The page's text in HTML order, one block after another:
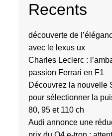
Recents
découverte de
avec le lexus ux
Charles Leclerc :
passion Ferrari en F1
Découvrez la nouvelle
pour sélectionner la
80, 95 et 110 ch
Audi annonce une